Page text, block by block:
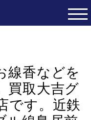
線香などを
買取大吉グ
です。近鉄